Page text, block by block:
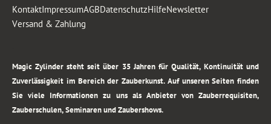
KontaktImpressumAGBDatenschutzHilfeNewsletter
Versand & Zahlung
Magic Zylinder steht seit über 35 Jahren für Qualität, Kontinuität und
Zuverlässigkeit im Bereich der Zauberkunst. Auf unseren Seiten finden
Sie viele Informationen zu uns als Anbieter von Zauberrequisiten,
Zauberschulen, Seminaren und Zaubershows.